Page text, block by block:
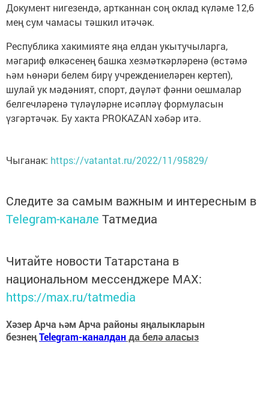
Документ нигезендә, артканнан соң оклад күләме 12,6
мең сум чамасы тәшкил итәчәк.
Республика хакимияте яңа елдан укытучыларга,
мәгариф өлкәсенең башка хезмәткәрләренә (өстәмә
һәм һөнәри белем бирү учреждениеләрен кертеп),
шулай ук мәдәният, спорт, дәүләт фәнни оешмалар
белгечләренә түләүләрне исәпләү формуласын
үзгәртәчәк. Бу хакта PROKAZAN хәбәр итә.
Чыганак: https://vatantat.ru/2022/11/95829/
Следите за самым важным и интересным в
Telegram-канале Татмедиа
Читайте новости Татарстана в
национальном мессенджере MАХ:
https://max.ru/tatmedia
Хәзер Арча һәм Арча районы яңалыкларын
безнеңTelegram-каналданда белә аласыз